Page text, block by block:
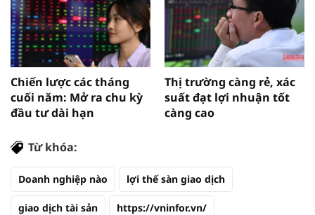
Chiến lược các tháng
cuối năm: Mở ra chu kỳ
đầu tư dài hạn
Thị trường càng rẻ, xác
suất đạt lợi nhuận tốt
càng cao
Từ khóa:
Doanh nghiệp nào lợi thế sàn giao dịch
giao dịch tài sản https://vninfor.vn/